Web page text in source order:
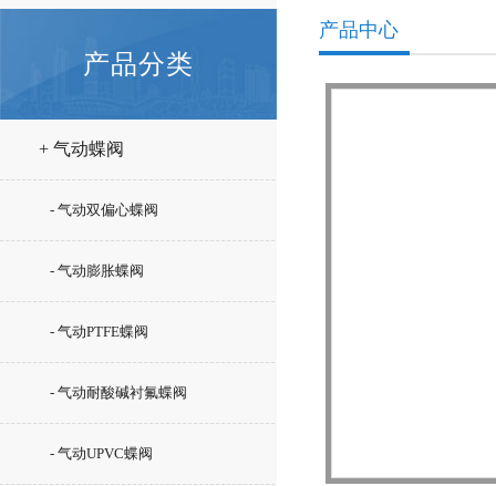
产品分类
+ 气动蝶阀
- 气动双偏心蝶阀
- 气动膨胀蝶阀
- 气动PTFE蝶阀
- 气动耐酸碱衬氟蝶阀
- 气动UPVC蝶阀
产品中心